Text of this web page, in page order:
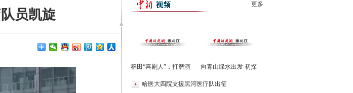
员凯旋
更多
稻田“喜剧人”：打磨演
向青山绿水出发 初探
地
哈医大四院支援黑河医疗队出征